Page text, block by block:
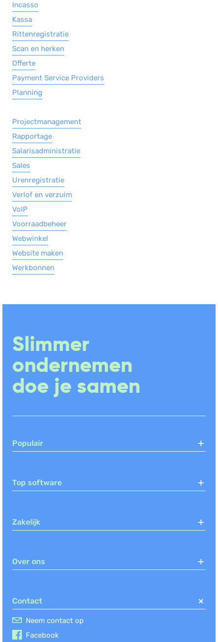
Incasso
Kassa
Rittenregistratie
Scan en herken
Offerte
Payment Service Providers
Planning
Projectmanagement
Rapportage
Salarisadministratie
Sales
Urenregistratie
Verlof en verzuim
VoIP
Voorraadbeheer
Webwinkel
Website maken
Werkbonnen
Slimmer
ondernemen
doe je samen
Populair
Top software
Zakelijk
Over ons
Contact
Neem contact op
Facebook